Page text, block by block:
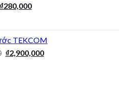
₫280,000
TEKCOM
₫2,900,000